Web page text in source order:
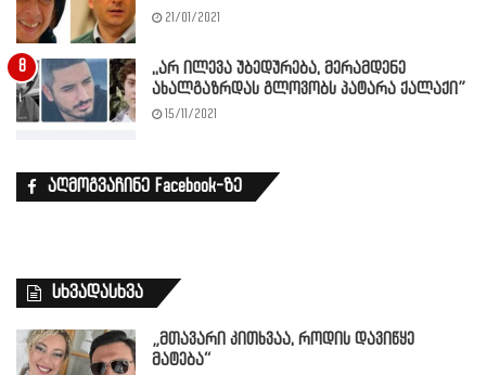
21/01/2021
,,არ ილევა უბედურება, მერამდენე
ახალგაზრდას გლოვობს პატარა ქალაქი”
15/11/2021
აღმოგვაჩინე Facebook-ზე
სხვადასხვა
„მთავარი კითხვაა, როდის დავიწყე
მატება“